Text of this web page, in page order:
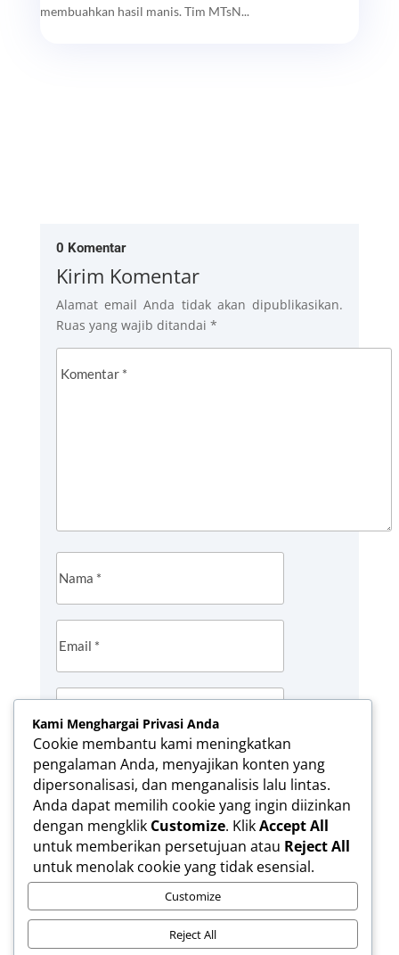
membuahkan hasil manis. Tim MTsN...
0 Komentar
Kirim Komentar
Alamat email Anda tidak akan dipublikasikan.
Ruas yang wajib ditandai *
Simpan nama, email, dan situs web saya
pada peramban ini untuk komentar saya
berikutnya.
KIRIM KOMENTAR
Kami Menghargai Privasi Anda
Cookie membantu kami meningkatkan
pengalaman Anda, menyajikan konten yang
dipersonalisasi, dan menganalisis lalu lintas.
Anda dapat memilih cookie yang ingin diizinkan
dengan mengklik Customize. KlikAccept All
untuk memberikan persetujuan atau Reject All
untuk menolak cookie yang tidak esensial.
Customize
Reject All